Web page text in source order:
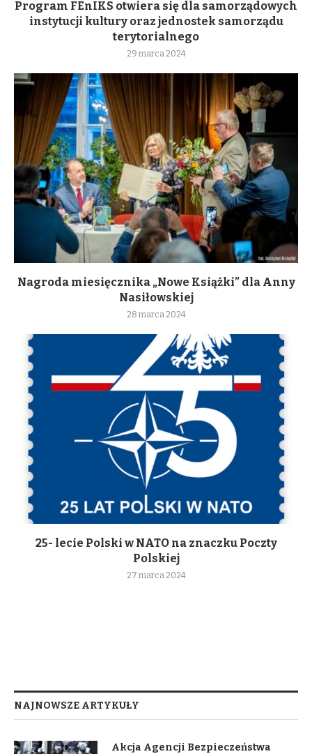
Program FEnIKS otwiera się dla samorządowych
instytucji kultury oraz jednostek samorządu
terytorialnego
29 marca 2024
Nagroda miesięcznika „Nowe Książki” dla Anny
Nasiłowskiej
28 marca 2024
25- lecie Polski w NATO na znaczku Poczty
Polskiej
27 marca 2024
NAJNOWSZE ARTYKUŁY
Akcja Agencji Bezpieczeństwa